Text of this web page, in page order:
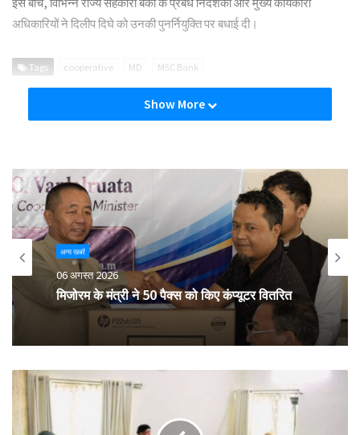
अधिकारियों ने दिलीप दिघे को उनकी पुनर्नियुक्ति पर बधाई दी।
Tags cooperative MD MSC Bank
Show More
अन्य खबरें
06 अगस्त 2026
मिजोरम के मंत्री ने 50 पैक्स को किए कंप्यूटर वितरित